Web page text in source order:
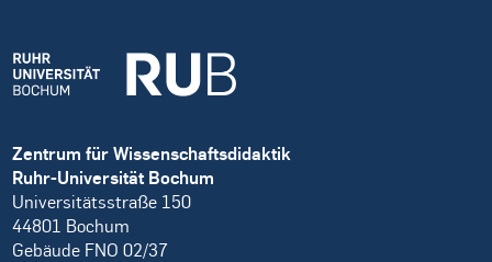
Zentrum für Wissenschaftsdidaktik
Ruhr-Universität Bochum
Universitätsstraße 150
44801 Bochum
Gebäude FNO 02/37